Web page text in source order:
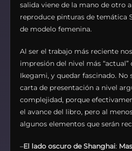
salida viene de la mano de otro
reproduce pinturas de temática
de modelo femenina.
Al ser el trabajo más reciente
impresión del nivel más “actual”
Ikegami, y quedar fascinado. No
carta de presentación a nivel
complejidad, porque
el avance del libro, pero al
algunos elementos que serán
–El lado oscuro de Shanghai: